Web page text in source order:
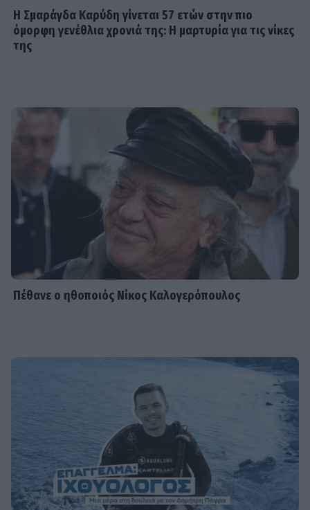
Η Σμαράγδα Καρύδη γίνεται 57 ετών στην πιο
όμορφη γενέθλια χρονιά της: Η μαρτυρία για τις νίκες
της
Πέθανε ο ηθοποιός Νίκος Καλογερόπουλος